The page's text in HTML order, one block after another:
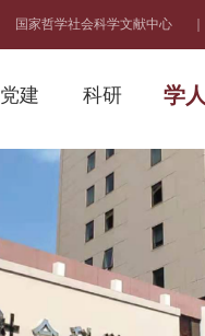
国家哲学社会科学文献中心
党建 科研 学人